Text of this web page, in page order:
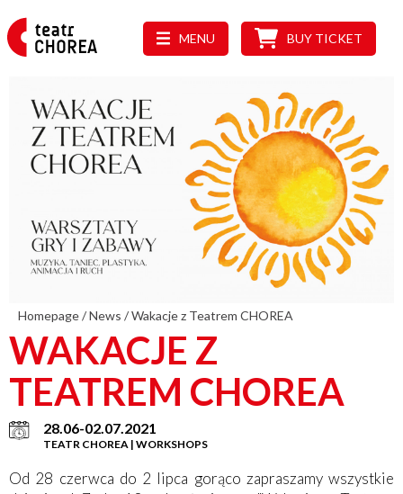
MENU BUY TICKET
Homepage/News /Wakacje z Teatrem CHOREA
WAKACJE Z
TEATREM CHOREA
28.06-02.07.2021
TEATR CHOREA | WORKSHOPS
Od 28 czerwca do 2 lipca gorąco zapraszamy wszystkie